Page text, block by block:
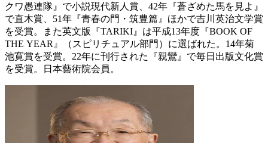
クワ愚連隊』で小説現代新人賞、42年『蒼ざめた馬を見よ』
で直木賞、51年『青春の門・筑豊篇』ほかで吉川英治文学賞
を受賞。また英文版『TARIKI』は平成13年度『BOOK OF
THE YEAR』（スピリチュアル部門）に選ばれた。14年菊
池寛賞を受賞。22年に刊行された『親鸞』で毎日出版文化賞
を受賞。日本藝術院会員。